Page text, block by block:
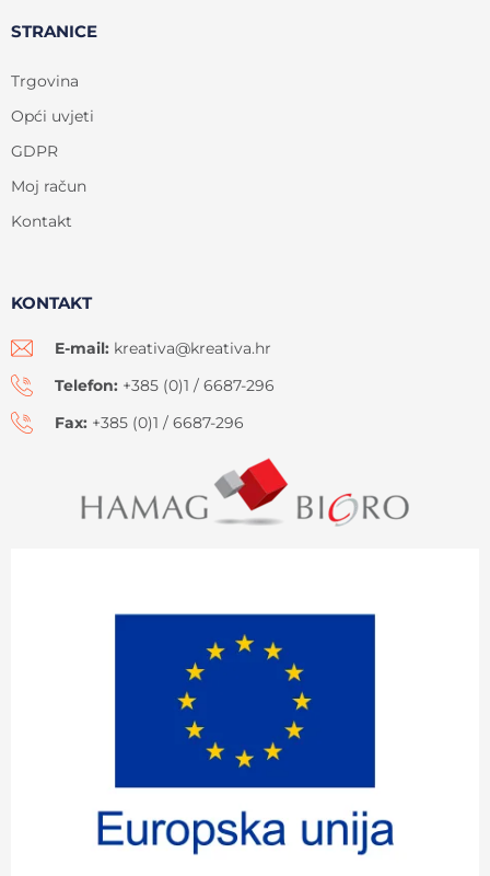
STRANICE
Trgovina
Opći uvjeti
GDPR
Moj račun
Kontakt
KONTAKT
E-mail: kreativa@kreativa.hr
Telefon: +385 (0)1 / 6687-296
Fax: +385 (0)1 / 6687-296